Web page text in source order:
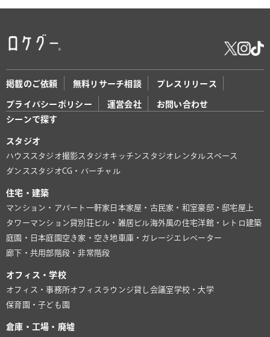
掲載のご依頼 無料リサーチ相談 プレスリリース
プライバシーポリシー 運営会社
お問い合わせ
シーンで探す
スタジオ
ハウススタジオ撮影スタジオキッチンスタジオ レンタルスペース
ダンススタジオCG・バーチャル
住宅・建築
マンション・アパート 一軒家 日本家屋・古民家・和室豪邸・邸宅屋上
タワーマンション貸別荘ビル・雑居ビル海外風の住宅洋館・レトロ建築
庭園・日本庭園 空き家・空き地 車庫・ガレージ エレベーター
廊下・共用部 階段・非常階段
オフィス・学校
オフィス・事務所オフィスラウンジ貸し会議室学校・大学
保育園・子ども園
倉庫・工場・廃墟